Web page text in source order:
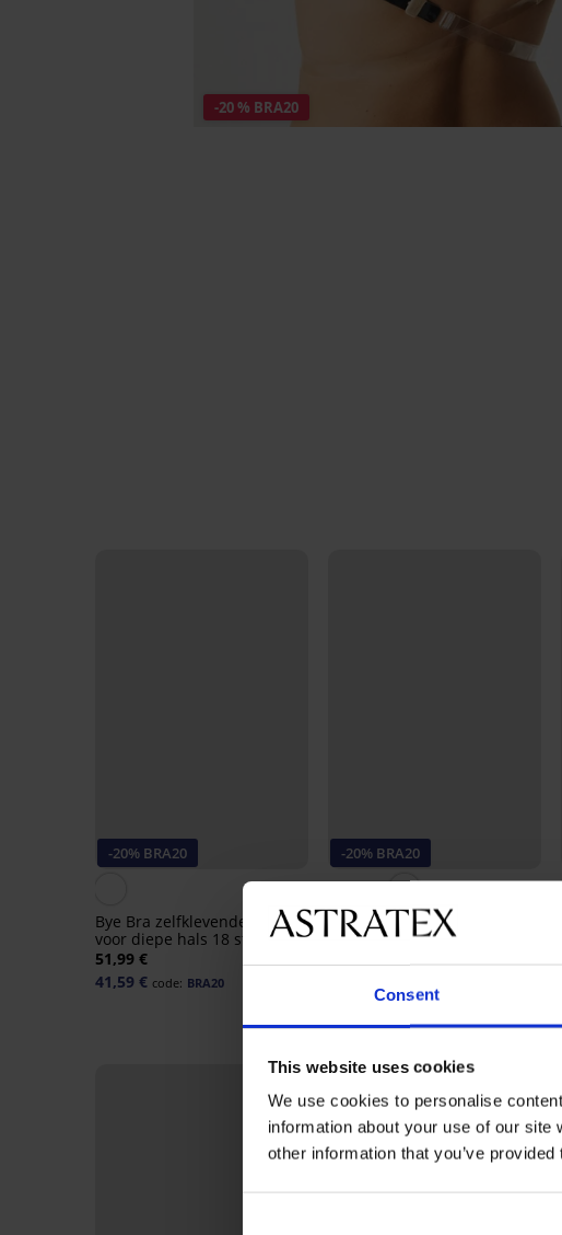
Consent
This website uses cookies
We use cookies to personalise
information about your use of our
other information that you’ve
-20 % BRA20
-20% BRA20
Bye Bra zelfklevende set
voor diepe hals 18 stuks
51,99 €
41,59 € code: BRA20
-20% BRA20
Low back strap UNI
7,69 €
6,15 € code: BRA20